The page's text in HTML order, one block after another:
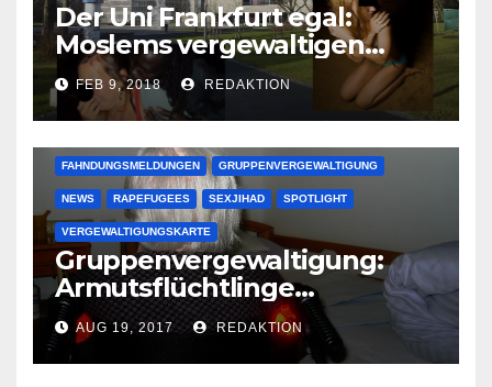
Der Uni Frankfurt egal:
Moslems vergewaltigen
deutsche Studentinnen auf
Uni-Campus
FEB 9, 2018 REDAKTION
FAHNDUNGSMELDUNGEN GRUPPENVERGEWALTIGUNG
NEWS RAPEFUGEES SEXJIHAD SPOTLIGHT
VERGEWALTIGUNGSKARTE
Gruppenvergewaltigung:
Armutsflüchtlinge
vergewaltigen bettlägerige
Oma im Schlaf
krankenhausreif
AUG 19, 2017 REDAKTION